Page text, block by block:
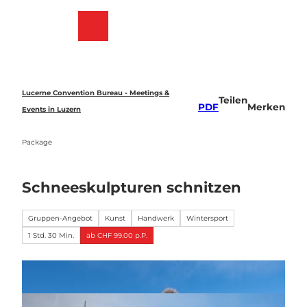
Lucerne Convention Bureau - Meetings &
Events in Luzern
Package
PDF
Teilen
Merken
Schneeskulpturen schnitzen
Gruppen-Angebot Kunst Handwerk
Wintersport
1 Std. 30 Min.
ab CHF 99.00 p.P.